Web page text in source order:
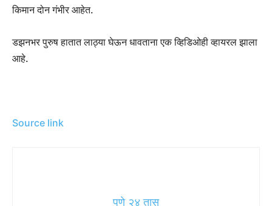
किमान दोन गंभीर आहेत.
डझनभर पुरुष हातात लाठ्या घेऊन धावताना एक व्हिडिओही व्हायरल झाला
आहे.
Source link
पुणे २४ तास